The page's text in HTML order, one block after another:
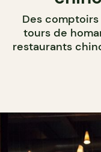
Des
tours de
restaurants